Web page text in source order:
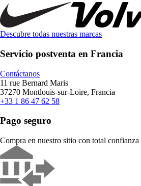
Descubre todas nuestras marcas
Servicio postventa en Francia
Contáctanos
11 rue Bernard Maris
37270 Montlouis-sur-Loire, Francia
+33 1 86 47 62 58
Pago seguro
Compra en nuestro sitio con total confianza